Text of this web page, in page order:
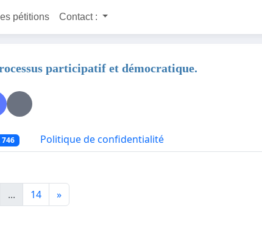
pétitions Contact :
participatif et démocratique.
746 Politique de confidentialité
... 14 »